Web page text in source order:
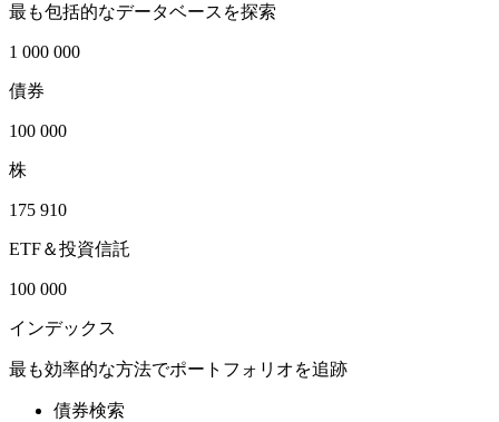
最も包括的なデータベースを探索
1 000 000
債券
100 000
株
175 910
ETF＆投資信託
100 000
インデックス
最も効率的な方法でポートフォリオを追跡
債券検索